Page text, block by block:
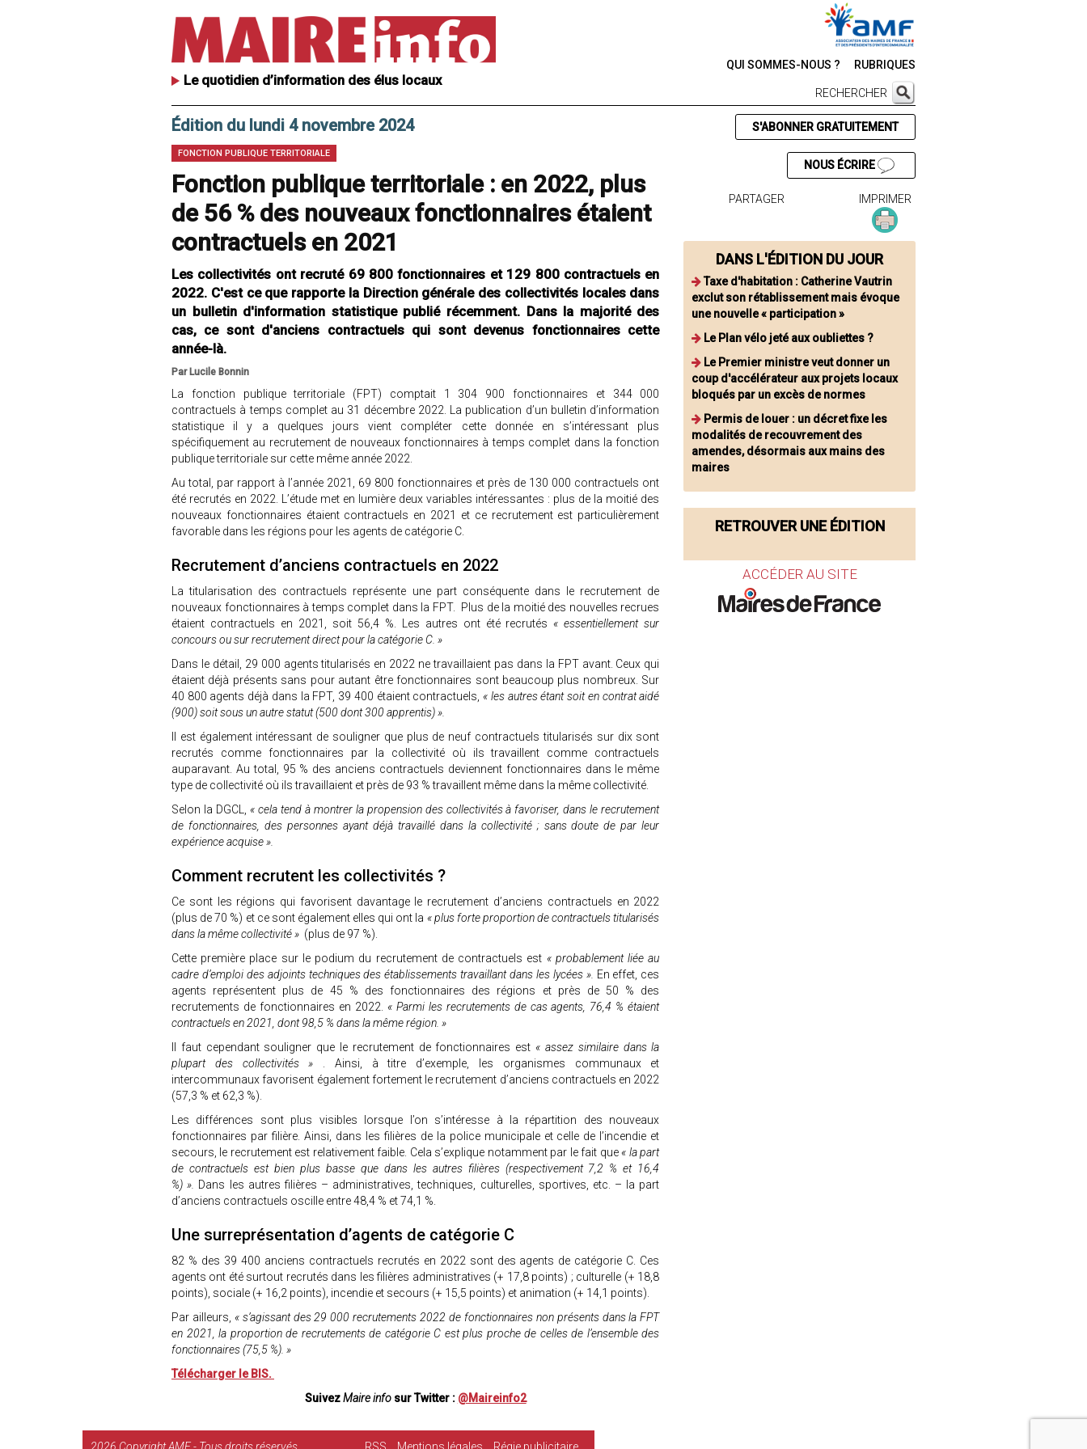
Le quotidien d’information des élus locaux
QUI SOMMES-NOUS ? RUBRIQUES
RECHERCHER
Édition du lundi 4 novembre 2024
FONCTION PUBLIQUE TERRITORIALE
Fonction publique territoriale : en 2022, plus
de 56 % des nouveaux fonctionnaires étaient
contractuels en 2021
Les collectivités ont recruté 69 800 fonctionnaires et 129 800 contractuels en
2022. C'est ce que rapporte la Direction générale des collectivités locales dans
un bulletin d'information statistique publié récemment. Dans la majorité des
cas, ce sont d'anciens contractuels qui sont devenus fonctionnaires cette
année-là.
Par Lucile Bonnin
La fonction publique territoriale (FPT) comptait 1 304 900 fonctionnaires et 344 000
contractuels à temps complet au 31 décembre 2022. La publication d’un bulletin d’information
statistique il y a quelques jours vient compléter cette donnée en s’intéressant plus
spécifiquement au recrutement de nouveaux fonctionnaires à temps complet dans la fonction
publique territoriale sur cette même année 2022.
Au total, par rapport à l’année 2021, 69 800 fonctionnaires et près de 130 000 contractuels ont
été recrutés en 2022. L’étude met en lumière deux variables intéressantes : plus de la moitié des
nouveaux fonctionnaires étaient contractuels en 2021 et ce recrutement est particulièrement
favorable dans les régions pour les agents de catégorie C.
Recrutement d’anciens contractuels en 2022
La titularisation des contractuels représente une part conséquente dans le recrutement de
nouveaux fonctionnaires à temps complet dans la FPT. Plus de la moitié des nouvelles recrues
étaient contractuels en 2021, soit 56,4 %. Les autres ont été recrutés « essentiellement sur
concours ou sur recrutement direct pour la catégorie C. »
Dans le détail, 29 000 agents titularisés en 2022 ne travaillaient pas dans la FPT avant. Ceux qui
étaient déjà présents sans pour autant être fonctionnaires sont beaucoup plus nombreux. Sur
40 800 agents déjà dans la FPT, 39 400 étaient contractuels, « les autres étant soit en contrat aidé
(900) soit sous un autre statut (500 dont 300 apprentis) ».
Il est également intéressant de souligner que plus de neuf contractuels titularisés sur dix sont
recrutés comme fonctionnaires par la collectivité où ils travaillent comme contractuels
auparavant. Au total, 95 % des anciens contractuels deviennent fonctionnaires dans le même
type de collectivité où ils travaillaient et près de 93 % travaillent même dans la même collectivité.
Selon la DGCL, « cela tend à montrer la propension des collectivités à favoriser, dans le recrutement
de fonctionnaires, des personnes ayant déjà travaillé dans la collectivité ; sans doute de par leur
expérience acquise ».
Comment recrutent les collectivités ?
Ce sont les régions qui favorisent davantage le recrutement d’anciens contractuels en 2022
(plus de 70 %) et ce sont également elles qui ont la « plus forte proportion de contractuels titularisés
dans la même collectivité » (plus de 97 %).
Cette première place sur le podium du recrutement de contractuels est « probablement liée au
cadre d’emploi des adjoints techniques des établissements travaillant dans les lycées ». En effet, ces
agents représentent plus de 45 % des fonctionnaires des régions et près de 50 % des
recrutements de fonctionnaires en 2022. « Parmi les recrutements de cas agents, 76,4 % étaient
contractuels en 2021, dont 98,5 % dans la même région. »
Il faut cependant souligner que le recrutement de fonctionnaires est « assez similaire dans la
plupart des collectivités »
. Ainsi, à titre d’exemple, les organismes communaux et
intercommunaux favorisent également fortement le recrutement d’anciens contractuels en 2022
(57,3 % et 62,3 %).
Les différences sont plus visibles lorsque l’on s’intéresse à la répartition des nouveaux
fonctionnaires par filière. Ainsi, dans les filières de la police municipale et celle de l’incendie et
secours, le recrutement est relativement faible. Cela s’explique notamment par le fait que « la part
de contractuels est bien plus basse que dans les autres filières (respectivement 7,2 % et 16,4
%) ». Dans les autres filières – administratives, techniques, culturelles, sportives, etc. – la part
d’anciens contractuels oscille entre 48,4 % et 74,1 %.
Une surreprésentation d’agents de catégorie C
82 % des 39 400 anciens contractuels recrutés en 2022 sont des agents de catégorie C. Ces
agents ont été surtout recrutés dans les filières administratives (+ 17,8 points) ; culturelle (+ 18,8
points), sociale (+ 16,2 points), incendie et secours (+ 15,5 points) et animation (+ 14,1 points).
Par ailleurs, « s’agissant des 29 000 recrutements 2022 de fonctionnaires non présents dans la FPT
en 2021, la proportion de recrutements de catégorie C est plus proche de celles de l’ensemble des
fonctionnaires (75,5 %). »
Télécharger le BIS.
SuivezMaire infosur Twitter : @Maireinfo2
S'ABONNER GRATUITEMENT
NOUS ÉCRIRE
PARTAGER IMPRIMER
DANS L'ÉDITION DU JOUR
Taxe d'habitation : Catherine Vautrin
exclut son rétablissement mais évoque
une nouvelle « participation »
Le Plan vélo jeté aux oubliettes ?
Le Premier ministre veut donner un
coup d'accélérateur aux projets locaux
bloqués par un excès de normes
Permis de louer : un décret fixe les
modalités de recouvrement des
amendes, désormais aux mains des
maires
RETROUVER UNE ÉDITION
ACCÉDER AU SITE